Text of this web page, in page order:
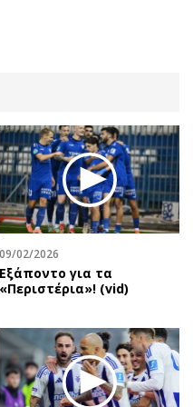
Απόψεις
Αρθρογραφία
The Hill
Υγεία
Αγγελίες
Πωλούνται
Ζητούν εργασία
Θέσεις εργασίας
09/02/2026
Εξάποντο για τα
«Περιστέρια»! (vid)